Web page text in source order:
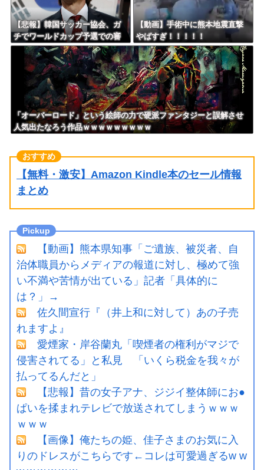
【悲報】韓国サッカー協会、ガ
チでワールドカップ予選での審
判への性接待がバレ大炎上大騒
ぎにｗｗｗｗｗｗｗｗ
【動画】手術中に熊本地震直撃
やばすぎ！！！！！
「オーバーロード」という絵師の力で硬派ファンタジーと誤解させ
人気出たなろう作品ｗｗｗｗｗｗｗｗｗ
【無料・激安】Amazon Kindle本のセール情報
まとめ
【動画】熊本県知事「ご遺族、被災者、自
治体職員からメディアの報道に対し、極めて強
い不満や苦情が出ている」記者「具体的に
は？」→
佐久間宣行『（井上和に対して）あの子売
れますよ』
愛煙家・岸谷蘭丸「喫煙者の権利がマジで
侵害されてる」と私見 「いくら税金を我々が
払ってるんだと」
【悲報】昔の女子アナ、ジジイ整体師にお●
ぱいを揉まれテレビで放送されてしまうｗｗｗ
ｗｗｗ
【画像】俺たちの姫、佳子さまのお気に入
りのドレスがこちらです←コレは可愛過ぎるw w